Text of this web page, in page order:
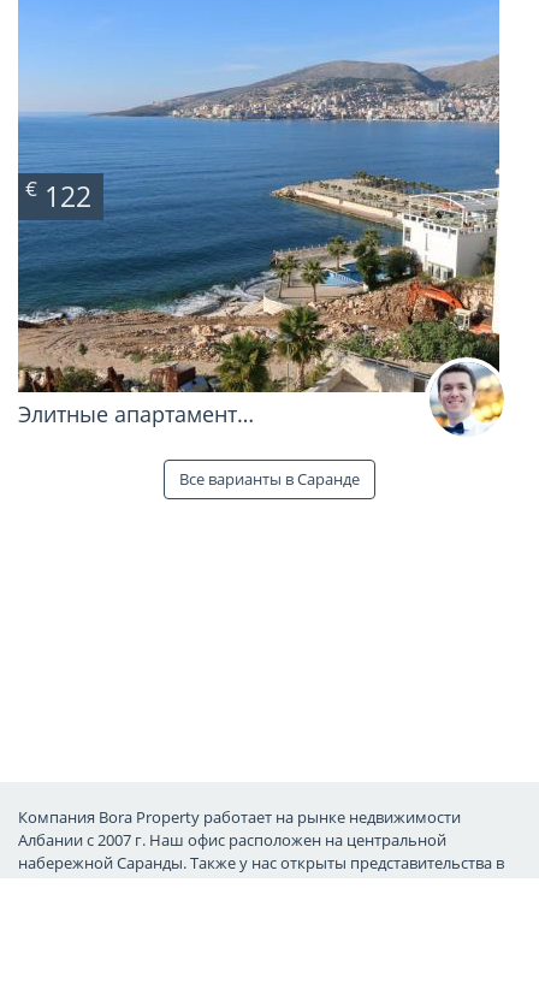
€ 122
Элитные апартамент…
Все варианты в Саранде
Компания Bora Property работает на рынке недвижимости
Албании с 2007 г. Наш офис расположен на центральной
набережной Саранды. Также у нас открыты представительства в